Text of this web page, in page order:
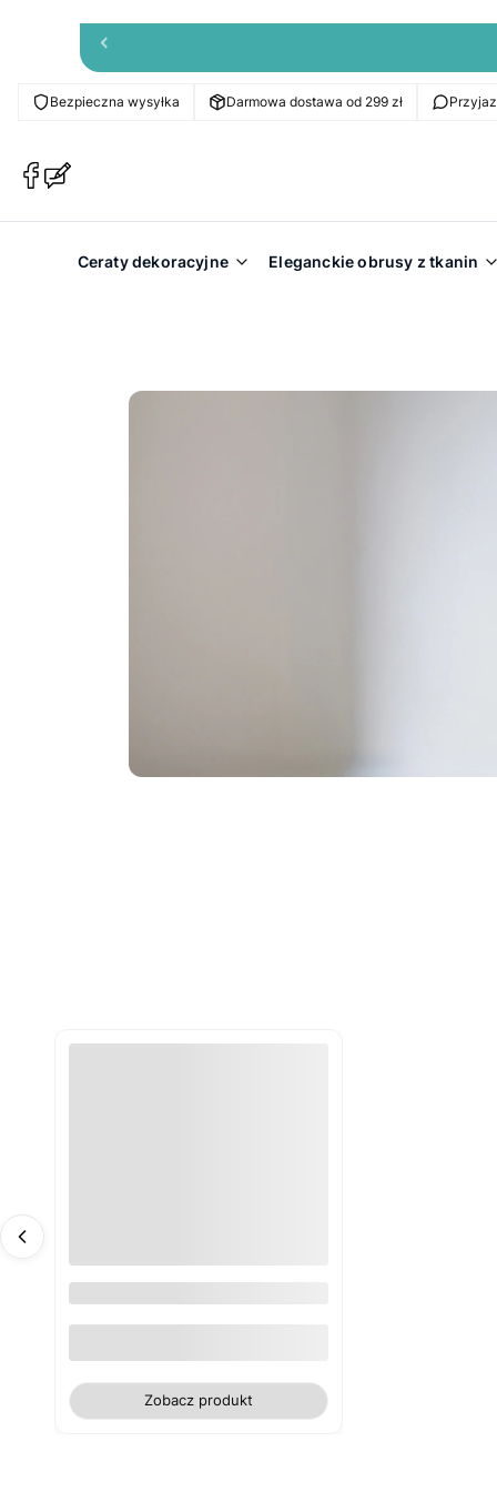
Bezpieczna wysyłka Darmowa dostawa od 299 zł
nowej
karcie)
Ceraty dekoracyjne Eleganckie obrusy z tkanin
poliester gładki WN
Zobacz produkt